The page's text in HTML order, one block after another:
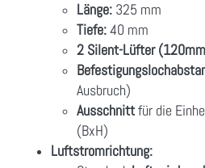
Länge: 325 mm
Tiefe:40 mm
2 Silent-Lüfter
Ausbruch)
Ausschnittfür die
(BxH)
Luftstromrichtung: